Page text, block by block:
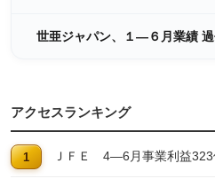
世亜ジャパン、１―６月業績
アクセスランキング
ＪＦＥ 4―6月事業利益